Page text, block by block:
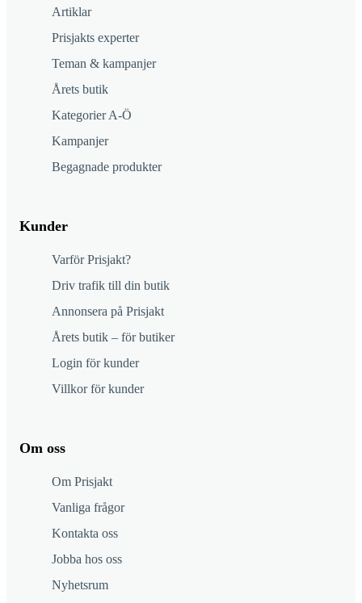
Artiklar
Prisjakts experter
Teman & kampanjer
Årets butik
Kategorier A-Ö
Kampanjer
Begagnade produkter
Kunder
Varför Prisjakt?
Driv trafik till din butik
Annonsera på Prisjakt
Årets butik – för butiker
Login för kunder
Villkor för kunder
Om oss
Om Prisjakt
Vanliga frågor
Kontakta oss
Jobba hos oss
Nyhetsrum